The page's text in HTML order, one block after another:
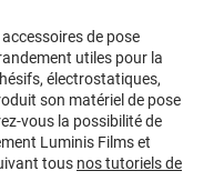
de pose
utiles pour la
électrostatiques,
son matériel de pose
vous la possibilité de
Luminis Films et
tous nos tutoriels de